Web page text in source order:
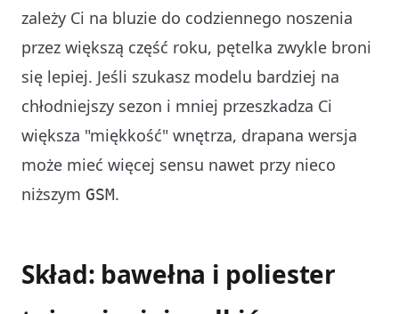
zależy Ci na bluzie do codziennego noszenia
przez większą część roku, pętelka zwykle broni
się lepiej. Jeśli szukasz modelu bardziej na
chłodniejszy sezon i mniej przeszkadza Ci
większa "miękkość" wnętrza, drapana wersja
może mieć więcej sensu nawet przy nieco
niższym GSM.
Skład: bawełna i poliester